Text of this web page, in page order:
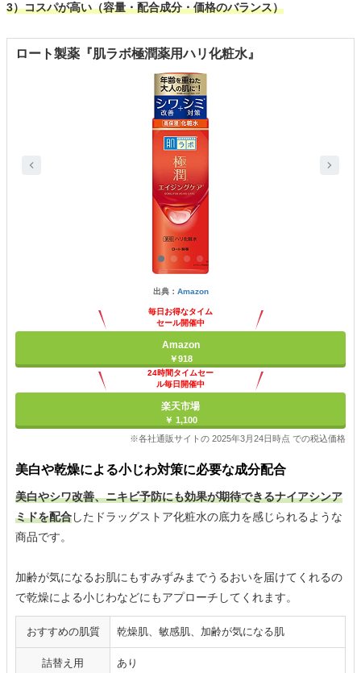
3）コスパが高い（容量・配合成分・価格のバランス）
ロート製薬『肌ラボ極潤薬用ハリ化粧水』
出典： Amazon
毎日お得なタイム
セール開催中
Amazon
￥918
24時間タイムセー
ル毎日開催中
楽天市場
￥ 1,100
※各社通販サイトの 2025年3月24日時点 での税込価格
美白や乾燥による小じわ対策に必要な成分配合
美白やシワ改善、ニキビ予防にも効果が期待できるナイアシンア
ミドを配合したドラッグストア化粧水の底力を感じられるような
商品です。
加齢が気になるお肌にもすみずみまでうるおいを届けてくれるの
で乾燥による小じわなどにもアプローチしてくれます。
おすすめの肌質 乾燥肌、敏感肌、加齢が気になる肌
詰替え用 あり